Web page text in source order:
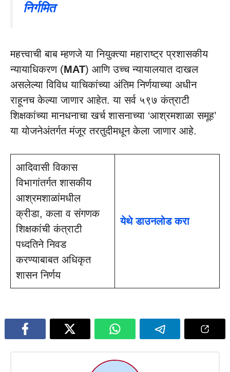
निर्गमित
महत्त्वाची बाब म्हणजे या नियुक्त्या महाराष्ट्र प्रशासकीय
न्यायाधिकरण (MAT) आणि उच्च न्यायालयात दाखल
असलेल्या विविध याचिकांच्या अंतिम निर्णयाच्या अधीन
राहूनच केल्या जाणार आहेत. या सर्व ५९७ कंत्राटी
शिक्षकांच्या मानधनाचा खर्च शासनाच्या ‘आश्रमशाळा समूह’
या योजनेअंतर्गत मंजूर तरतुदीमधून केला जाणार आहे.
आदिवासी विकास
विभागांतर्गत शासकीय
आश्रमशाळांमधील
क्रीडा, कला व संगणक
शिक्षकांची कंत्राटी
पध्दतिने निवड
करण्याबाबत अधिकृत
शासन निर्णय
येथे डाउनलोड करा